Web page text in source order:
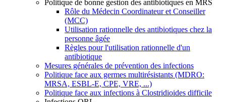
Politique de bonne gestion des antibiotiques en MRS
Rôle du Médecin Coordinateur et Conseiller
(MCC)
Utilisation rationnelle des antibiotiques chez la
personne âgée
Règles pour l'utilisation rationnelle d'un
antibiotique
Mesures générales de prévention des infections
Politique face aux germes multirésistants (MDRO:
MRSA, ESBL-E, CPE, VRE, ...)
Politique face aux infections à Clostridioides difficile